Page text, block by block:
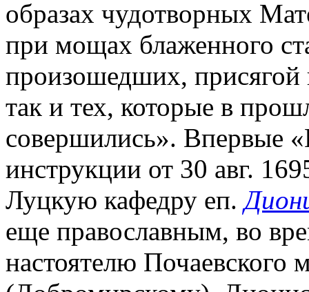
образах чудотворных
при мощах блаженного
произошедших, присягой
так и тех, которые в
совершились». Впервые
инструкции от 30 авг.
Луцкую кафедру еп.
еще православным, во
настоятелю Почаевского